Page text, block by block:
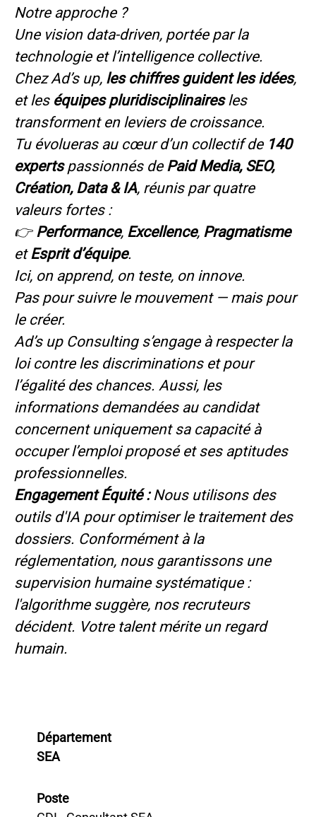
Notre approche ?
Une vision data-driven, portée par la
technologie et l’intelligence collective.
Chez Ad’s up, les chiffres guident les idées,
et les équipes pluridisciplinairesles
transforment en leviers de croissance.
Tu évolueras au cœur d’un collectif de 140
expertspassionnés de Paid Media, SEO,
Création, Data & IA, réunis par quatre
valeurs fortes :
👉 Performance, Excellence, Pragmatisme
etEsprit d’équipe.
Ici, on apprend, on teste, on innove.
Pas pour suivre le mouvement — mais pour
le créer.
Ad’s up Consulting s’engage à respecter la
loi contre les discriminations et pour
l’égalité des chances. Aussi, les
informations demandées au candidat
concernent uniquement sa capacité à
occuper l’emploi proposé et ses aptitudes
professionnelles.
Engagement Équité :Nous utilisons des
outils d'IA pour optimiser le traitement des
dossiers. Conformément à la
réglementation, nous garantissons une
supervision humaine systématique :
l'algorithme suggère, nos recruteurs
décident. Votre talent mérite un regard
humain.
Département
SEA
Poste